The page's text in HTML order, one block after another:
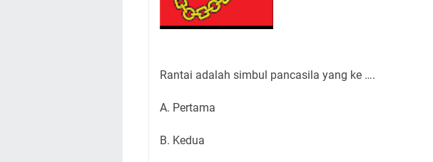
Rantai adalah simbul pancasila yang ke ….
A. Pertama
B. Kedua